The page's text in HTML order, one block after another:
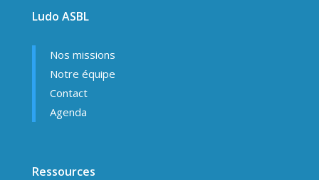
Ludo ASBL
Nos missions
Notre équipe
Contact
Agenda
Ressources